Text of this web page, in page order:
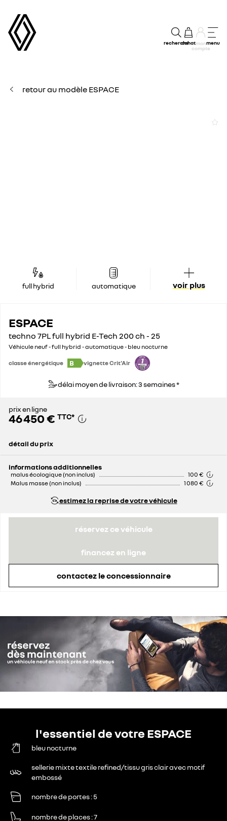
rechercheachatmon
compte
menu
retour au modèle ESPACE
full hybrid automatique voir plus
ESPACE
techno 7PL full hybrid E-Tech 200 ch - 25
Véhicule neuf - full hybrid - automatique - bleu nocturne
classe énergétique B vignette Crit'Air
délai moyen de livraison: 3 semaines *
prix en ligne
46 450 € TTC*
détail du prix
informations additionnelles
malus écologique (non inclus)
100 €
Malus masse (non inclus)
1 080 €
estimez la reprise de votre véhicule
réservez ce véhicule
financez en ligne
contactez le concessionnaire
l'essentiel de votre ESPACE
bleu nocturne
sellerie mixte textile refined/tissu gris clair avec motif
embossé
nombre de portes 5
nombre de places 7